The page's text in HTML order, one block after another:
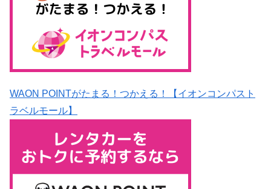
WAON POINTがたまる！つかえる！【イオンコンパスト
ラベルモール】